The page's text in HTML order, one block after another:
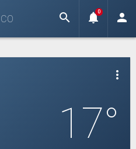
CO search notifications
0 person
more_vert
17°